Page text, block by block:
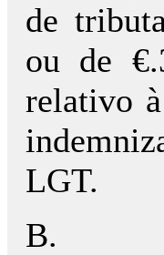
de
ou de
relativo
LGT.
B.